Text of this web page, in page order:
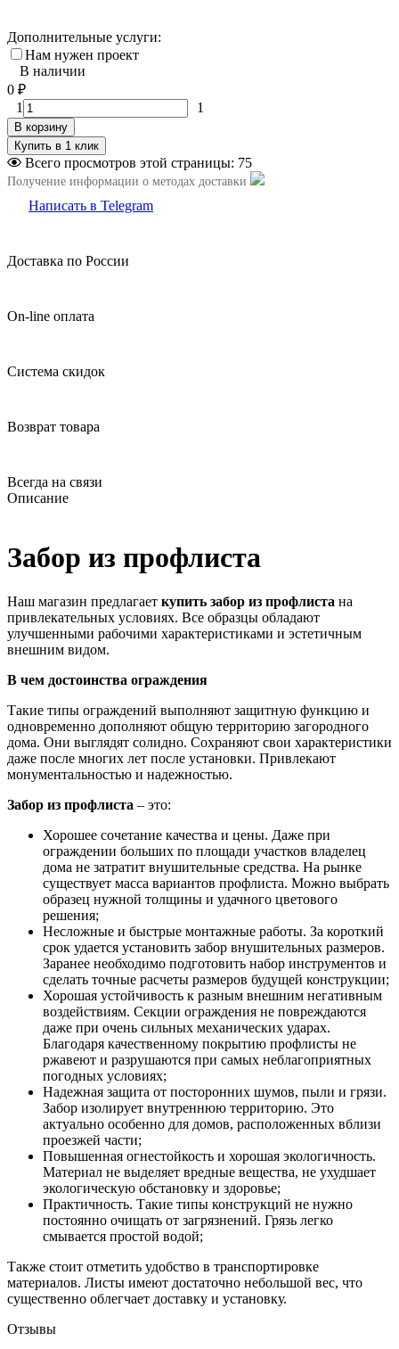
Дополнительные услуги:
Нам нужен проект
В наличии
0 ₽
1
1
В корзину
Всего просмотров этой страницы: 75
Получение информации о методах доставки
Написать в Telegram
Доставка по России
On-line оплата
Система скидок
Возврат товара
Всегда на связи
Описание
Забор из профлиста
Наш магазин предлагает купить забор из профлиста на
привлекательных условиях. Все образцы обладают
улучшенными рабочими характеристиками и эстетичным
внешним видом.
В чем достоинства ограждения
Такие типы ограждений выполняют защитную функцию и
одновременно дополняют общую территорию загородного
дома. Они выглядят солидно. Сохраняют свои характеристики
даже после многих лет после установки. Привлекают
монументальностью и надежностью.
Забор из профлиста – это:
Хорошее сочетание качества и цены. Даже при
ограждении больших по площади участков владелец
дома не затратит внушительные средства. На рынке
существует масса вариантов профлиста. Можно выбрать
образец нужной толщины и удачного цветового
решения;
Несложные и быстрые монтажные работы. За короткий
срок удается установить забор внушительных размеров.
Заранее необходимо подготовить набор инструментов и
сделать точные расчеты размеров будущей конструкции;
Хорошая устойчивость к разным внешним негативным
воздействиям. Секции ограждения не повреждаются
даже при очень сильных механических ударах.
Благодаря качественному покрытию профлисты не
ржавеют и разрушаются при самых неблагоприятных
погодных условиях;
Надежная защита от посторонних шумов, пыли и грязи.
Забор изолирует внутреннюю территорию. Это
актуально особенно для домов, расположенных вблизи
проезжей части;
Повышенная огнестойкость и хорошая экологичность.
Материал не выделяет вредные вещества, не ухудшает
экологическую обстановку и здоровье;
Практичность. Такие типы конструкций не нужно
постоянно очищать от загрязнений. Грязь легко
смывается простой водой;
Также стоит отметить удобство в транспортировке
материалов. Листы имеют достаточно небольшой вес, что
существенно облегчает доставку и установку.
Отзывы